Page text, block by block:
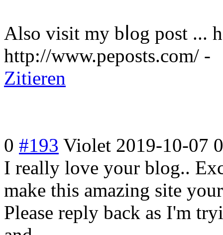
Also visit my bⅼog post ...
http://www.peposts.com/ -
Zitieren
0 #193 Violet 2019-10-07
I really love your blog..
make this amazing site
Please reply back as I'm